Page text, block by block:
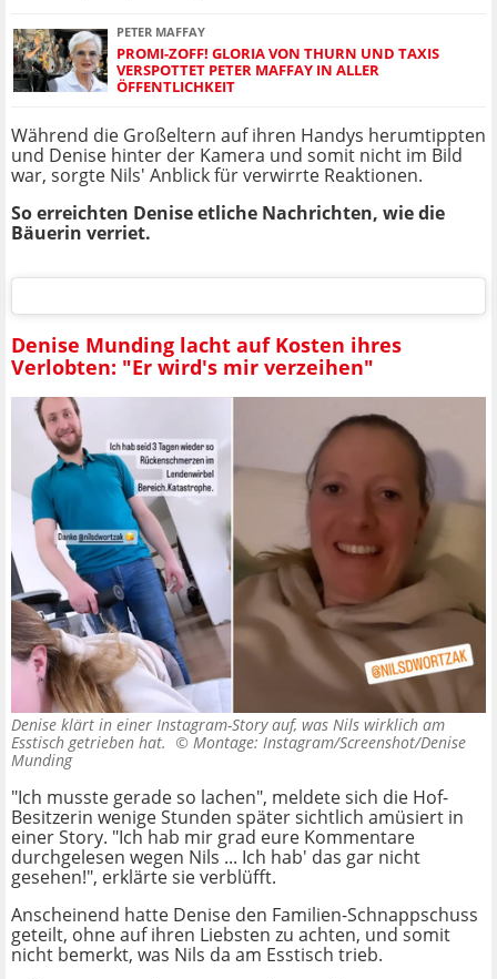
PETER MAFFAY
PROMI-ZOFF! GLORIA VON THURN UND TAXIS
VERSPOTTET PETER MAFFAY IN ALLER
ÖFFENTLICHKEIT
Während die Großeltern auf ihren Handys herumtippten
und Denise hinter der Kamera und somit nicht im Bild
war, sorgte Nils' Anblick für verwirrte Reaktionen.
So erreichten Denise etliche Nachrichten, wie die
Bäuerin verriet.
Denise Munding lacht auf Kosten ihres
Verlobten: "Er wird's mir verzeihen"
Denise klärt in einer Instagram-Story auf, was Nils wirklich am
Esstisch getrieben hat. © Montage: Instagram/Screenshot/Denise
Munding
"Ich musste gerade so lachen", meldete sich die Hof-
Besitzerin wenige Stunden später sichtlich amüsiert in
einer Story. "Ich hab mir grad eure Kommentare
durchgelesen wegen Nils ... Ich hab' das gar nicht
gesehen!", erklärte sie verblüfft.
Anscheinend hatte Denise den Familien-Schnappschuss
geteilt, ohne auf ihren Liebsten zu achten, und somit
nicht bemerkt, was Nils da am Esstisch trieb.